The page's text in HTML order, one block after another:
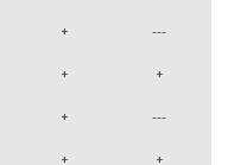
+
---
+
+
+
---
+
+